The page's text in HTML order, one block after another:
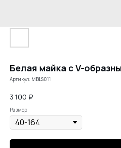
Белая майка с V-
Артикул: MBLS011
3 100 ₽
Размер